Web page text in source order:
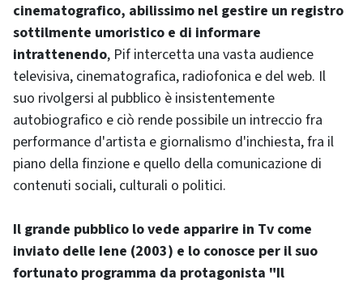
cinematografico, abilissimo nel gestire un registro
sottilmente umoristico e di informare
intrattenendo, Pif intercetta una vasta audience
televisiva, cinematografica, radiofonica e del web. Il
suo rivolgersi al pubblico è insistentemente
autobiografico e ciò rende possibile un intreccio fra
performance d'artista e giornalismo d'inchiesta, fra il
piano della finzione e quello della comunicazione di
contenuti sociali, culturali o politici.
Il grande pubblico lo vede apparire in Tv come
inviato delle Iene (2003) e lo conosce per il suo
fortunato programma da protagonista "Il